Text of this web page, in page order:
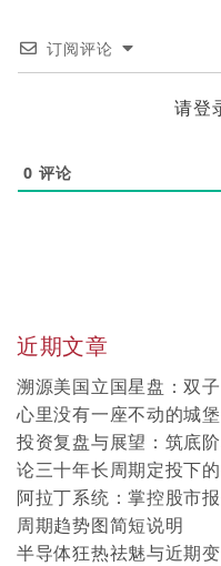
订阅评论
请登
0 评论
近期文章
溯源美国立国星盘：双
心里没有一座不动的城
投资复盘与展望：筑底
论三十年长周期定投下
阿拉丁系统：掌控股市
周期趋势图简短说明
半导体狂热祛魅与近期